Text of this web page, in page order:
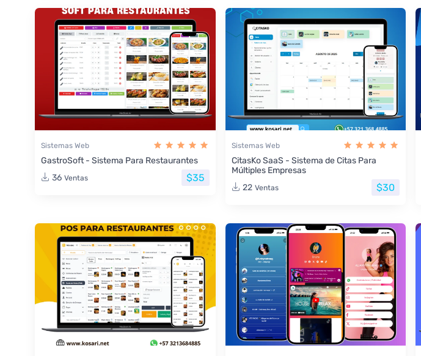
Sistemas Web
GastroSoft - Sistema Para Restaurantes
36 Ventas $35
Sistemas Web
CitasKo SaaS - Sistema de Citas Para
Múltiples Empresas
22 Ventas $30